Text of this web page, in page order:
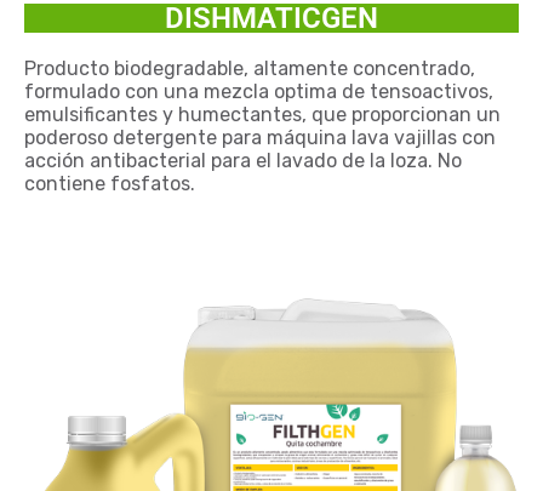
DISHMATICGEN
Producto biodegradable, altamente concentrado,
formulado con una mezcla optima de tensoactivos,
emulsificantes y humectantes, que proporcionan un
poderoso detergente para máquina lava vajillas con
acción antibacterial para el lavado de la loza. No
contiene fosfatos.